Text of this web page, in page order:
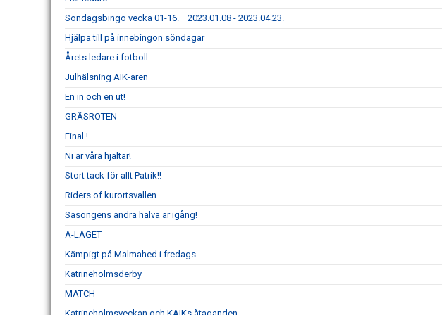
Söndagsbingo vecka 01-16. 2023.01.08 - 2023.04.23.
Hjälpa till på innebingon söndagar
Årets ledare i fotboll
Julhälsning AIK-aren
En in och en ut!
GRÄSROTEN
Final !
Ni är våra hjältar!
Stort tack för allt Patrik!!
Riders of kurortsvallen
Säsongens andra halva är igång!
A-LAGET
Kämpigt på Malmahed i fredags
Katrineholmsderby
MATCH